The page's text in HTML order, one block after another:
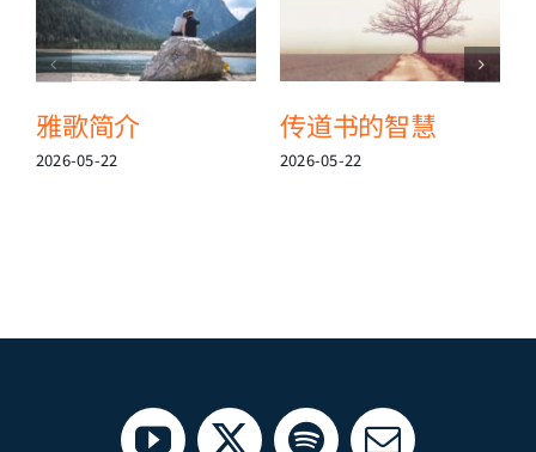
雅歌简介
2026-05-22
传道书的智慧
2026-05-22